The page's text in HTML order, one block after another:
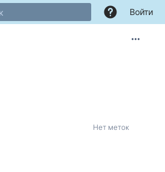
Войти
Нет меток